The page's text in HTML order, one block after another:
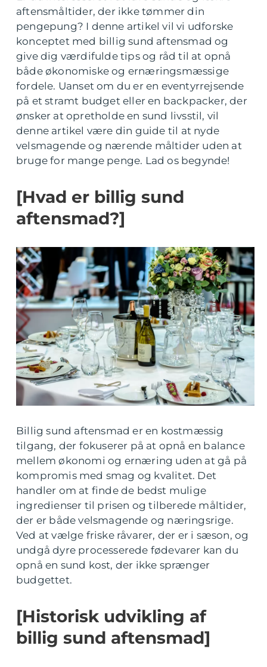
aftensmåltider, der ikke tømmer din
pengepung? I denne artikel vil vi udforske
konceptet med billig sund aftensmad og
give dig værdifulde tips og råd til at opnå
både økonomiske og ernæringsmæssige
fordele. Uanset om du er en eventyrrejsende
på et stramt budget eller en backpacker, der
ønsker at opretholde en sund livsstil, vil
denne artikel være din guide til at nyde
velsmagende og nærende måltider uden at
bruge for mange penge. Lad os begynde!
[Hvad er billig sund
aftensmad?]
Billig sund aftensmad er en kostmæssig
tilgang, der fokuserer på at opnå en balance
mellem økonomi og ernæring uden at gå på
kompromis med smag og kvalitet. Det
handler om at finde de bedst mulige
ingredienser til prisen og tilberede måltider,
der er både velsmagende og næringsrige.
Ved at vælge friske råvarer, der er i sæson, og
undgå dyre processerede fødevarer kan du
opnå en sund kost, der ikke sprænger
budgettet.
[Historisk udvikling af
billig sund aftensmad]